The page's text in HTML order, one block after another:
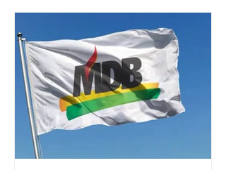
Uruguai, além de outros países
associados. “Decidimos criar um grupo
de trabalho que vai identificar
sensibilidades dos dois lados e evitar
que elas sejam um empecilho para a
retomada das negociações de um
acordo do Mercosul com a Coreia”,
disse o presiden